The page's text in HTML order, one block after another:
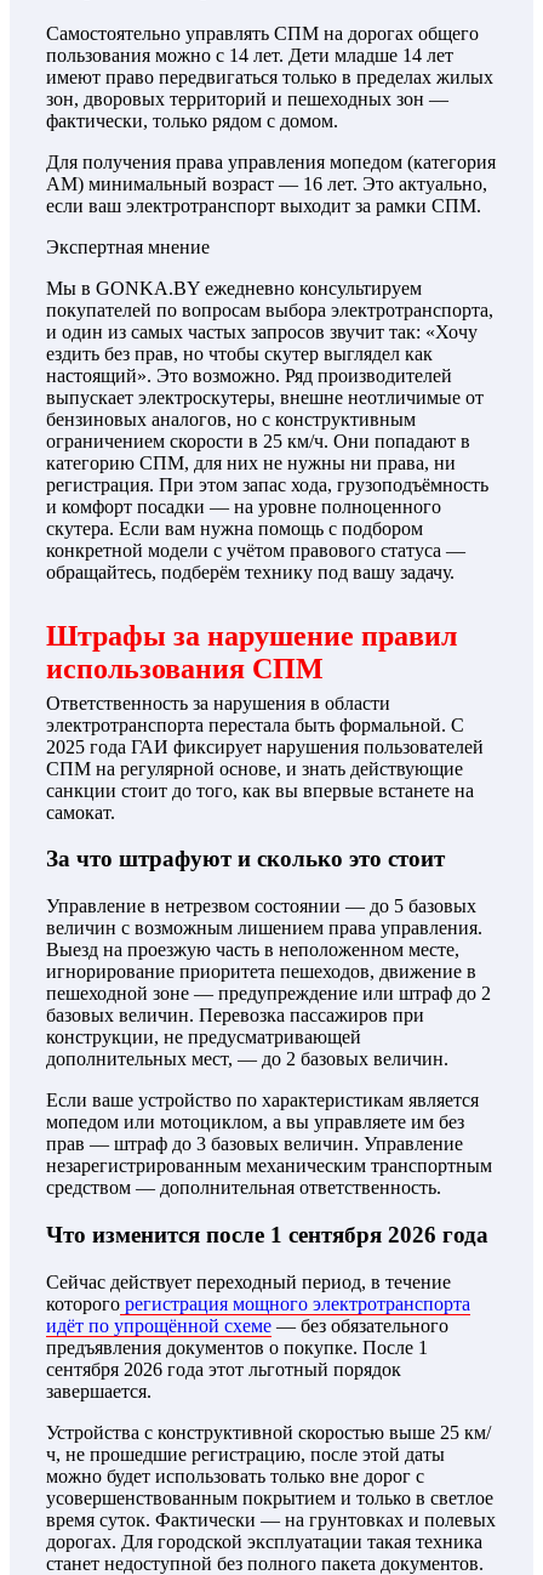
Самостоятельно управлять СПМ на дорогах общего
пользования можно с 14 лет. Дети младше 14 лет
имеют право передвигаться только в пределах жилых
зон, дворовых территорий и пешеходных зон —
фактически, только рядом с домом.
Для получения права управления мопедом (категория
АМ) минимальный возраст — 16 лет. Это актуально,
если ваш электротранспорт выходит за рамки СПМ.
Экспертная мнение
Мы в GONKA.BY ежедневно консультируем
покупателей по вопросам выбора электротранспорта,
и один из самых частых запросов звучит так: «Хочу
ездить без прав, но чтобы скутер выглядел как
настоящий». Это возможно. Ряд производителей
выпускает электроскутеры, внешне неотличимые от
бензиновых аналогов, но с конструктивным
ограничением скорости в 25 км/ч. Они попадают в
категорию СПМ, для них не нужны ни права, ни
регистрация. При этом запас хода, грузоподъёмность
и комфорт посадки — на уровне полноценного
скутера. Если вам нужна помощь с подбором
конкретной модели с учётом правового статуса —
обращайтесь, подберём технику под вашу задачу.
Штрафы за нарушение правил
использования СПМ
Ответственность за нарушения в области
электротранспорта перестала быть формальной. С
2025 года ГАИ фиксирует нарушения пользователей
СПМ на регулярной основе, и знать действующие
санкции стоит до того, как вы впервые встанете на
самокат.
За что штрафуют и сколько это стоит
Управление в нетрезвом состоянии — до 5 базовых
величин с возможным лишением права управления.
Выезд на проезжую часть в неположенном месте,
игнорирование приоритета пешеходов, движение в
пешеходной зоне — предупреждение или штраф до 2
базовых величин. Перевозка пассажиров при
конструкции, не предусматривающей
дополнительных мест, — до 2 базовых величин.
Если ваше устройство по характеристикам является
мопедом или мотоциклом, а вы управляете им без
прав — штраф до 3 базовых величин. Управление
незарегистрированным механическим транспортным
средством — дополнительная ответственность.
Что изменится после 1 сентября 2026 года
Сейчас действует переходный период, в течение
которого регистрация мощного электротранспорта
идёт по упрощённой схеме — без обязательного
предъявления документов о покупке. После 1
сентября 2026 года этот льготный порядок
завершается.
Устройства с конструктивной скоростью выше 25 км/
ч, не прошедшие регистрацию, после этой даты
можно будет использовать только вне дорог с
усовершенствованным покрытием и только в светлое
время суток. Фактически — на грунтовках и полевых
дорогах. Для городской эксплуатации такая техника
станет недоступной без полного пакета документов.